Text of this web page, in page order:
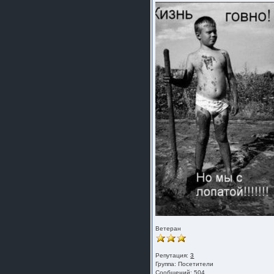
Ветеран
Репутация:3
Группа:Посетители
Сообщений: 504